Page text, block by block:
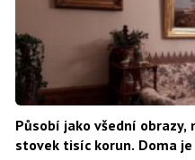
Působí jako všední
stovek tisíc korun. Doma